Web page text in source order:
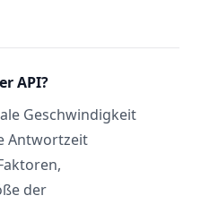
API?
Geschwindigkeit
Antwortzeit
der